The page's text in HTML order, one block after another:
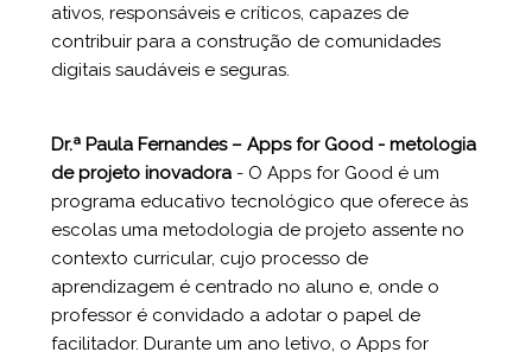
ativos, responsáveis e críticos, capazes de
contribuir para a construção de comunidades
digitais saudáveis e seguras.
Dr.ª Paula Fernandes – Apps for Good - metologia
de projeto inovadora - O Apps for Good é um
programa educativo tecnológico que oferece às
escolas uma metodologia de projeto assente no
contexto curricular, cujo processo de
aprendizagem é centrado no aluno e, onde o
professor é convidado a adotar o papel de
facilitador. Durante um ano letivo, o Apps for